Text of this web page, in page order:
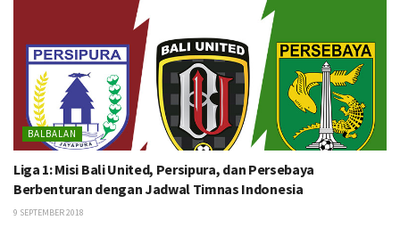
BALBALAN
Liga 1: Misi Bali United, Persipura, dan Persebaya
Berbenturan dengan Jadwal Timnas Indonesia
9 SEPTEMBER 2018